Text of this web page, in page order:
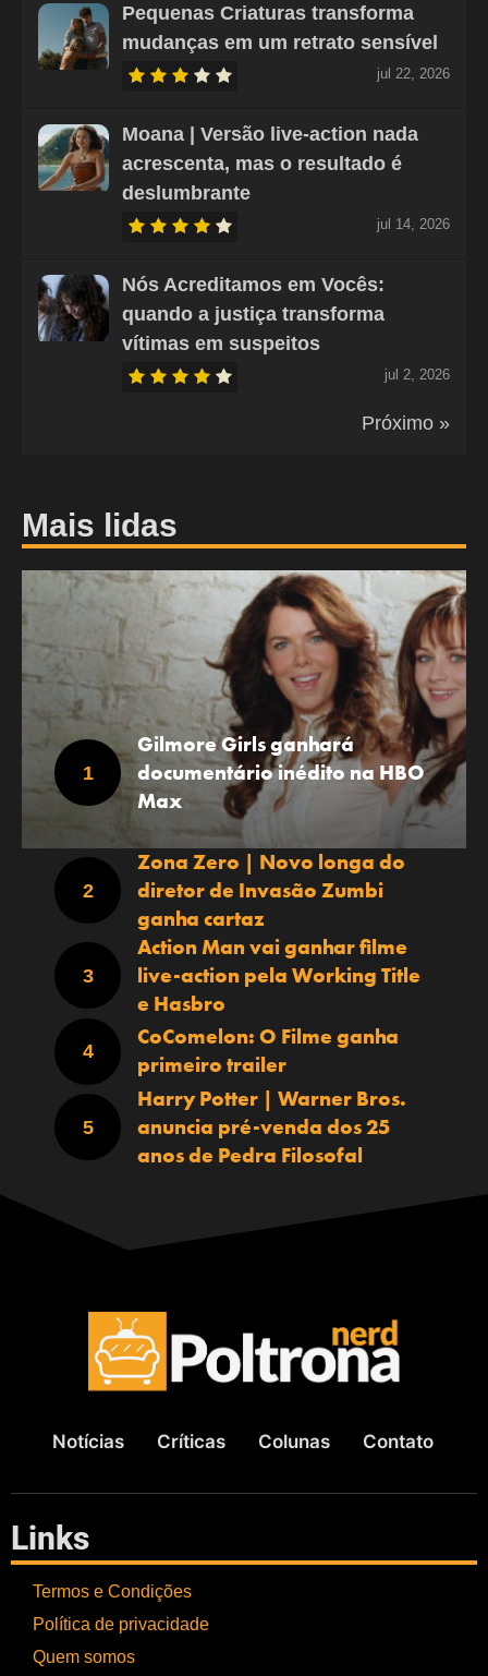
Pequenas Criaturas transforma
mudanças em um retrato sensível
jul 22, 2026
Moana | Versão live-action nada
acrescenta, mas o resultado é
deslumbrante
jul 14, 2026
Nós Acreditamos em Vocês:
quando a justiça transforma
vítimas em suspeitos
jul 2, 2026
Próximo »
Mais lidas
Gilmore Girls ganhará
documentário inédito na HBO
Max
Zona Zero | Novo longa do
diretor de Invasão Zumbi
ganha cartaz
Action Man vai ganhar filme
live-action pela Working Title
e Hasbro
CoComelon: O Filme ganha
primeiro trailer
Harry Potter | Warner Bros.
anuncia pré-venda dos 25
anos de Pedra Filosofal
Notícias Críticas Colunas Contato
Links
Termos e Condições
Política de privacidade
Quem somos